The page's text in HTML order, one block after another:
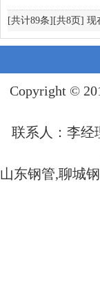
[共计89条][共8页] 现
Copyright ©
联系人：李经
山东钢管,聊城